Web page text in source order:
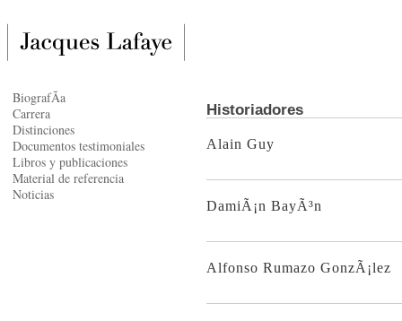
Historiadores
Alain Guy
DamiÃ¡n BayÃ³n
Alfonso Rumazo GonzÃ¡lez
BiografÃ­a
Carrera
Distinciones
Documentos testimoniales
Libros y publicaciones
Material de referencia
Noticias